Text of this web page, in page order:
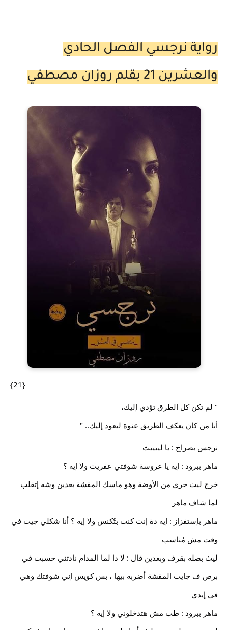
رواية نرجسي الفصل الحادي
والعشرين 21 بقلم روزان مصطفي
{21}
" ‏لم تكن كل الطرق تؤدي إليك،
‏أنا من كان يعكف الطريق عنوة ليعود إليك.. "
نرجس بصراخ : يا لييييث
ماهر ببرود : إيه يا عروسة شوفتي عفريت ولا إيه ؟
خرج ليث جري من الأوضة وهو ماسك المقشة بعدين وشه إتقلب
لما شاف ماهر
ماهر بإستفزاز : إيه دة إنت كنت بتُكنس ولا إيه ؟ أنا شكلي جيت في
وقت مش مُناسب
ليث بصله بقرف وبعدين قال : لا دا لما المدام نادتني حسبت في
برص ف جايب المقشة أضربه بيها ، بس كويس إني شوفتك وهي
في إيدي
ماهر ببرود : طب مش هتدخلوني ولا إيه ؟